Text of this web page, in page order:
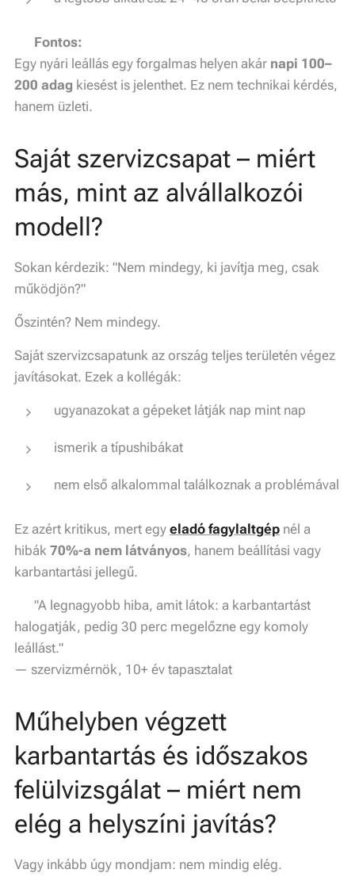
Fontos:
Egy nyári leállás egy forgalmas helyen akár napi 100–
200 adag kiesést is jelenthet. Ez nem technikai kérdés,
hanem üzleti.
Saját szervizcsapat – miért
más, mint az alvállalkozói
modell?
Sokan kérdezik: "Nem mindegy, ki javítja meg, csak
működjön?"
Őszintén? Nem mindegy.
Saját szervizcsapatunk az ország teljes területén végez
javításokat. Ezek a kollégák:
ugyanazokat a gépeket látják nap mint nap
ismerik a típushibákat
nem első alkalommal találkoznak a problémával
Ez azért kritikus, mert egy eladó fagylaltgép nél a
hibák 70%-a nem látványos, hanem beállítási vagy
karbantartási jellegű.
"A legnagyobb hiba, amit látok: a karbantartást
halogatják, pedig 30 perc megelőzne egy komoly
leállást."
— szervizmérnök, 10+ év tapasztalat
Műhelyben végzett
karbantartás és időszakos
felülvizsgálat – miért nem
elég a helyszíni javítás?
Vagy inkább úgy mondjam: nem mindig elég.